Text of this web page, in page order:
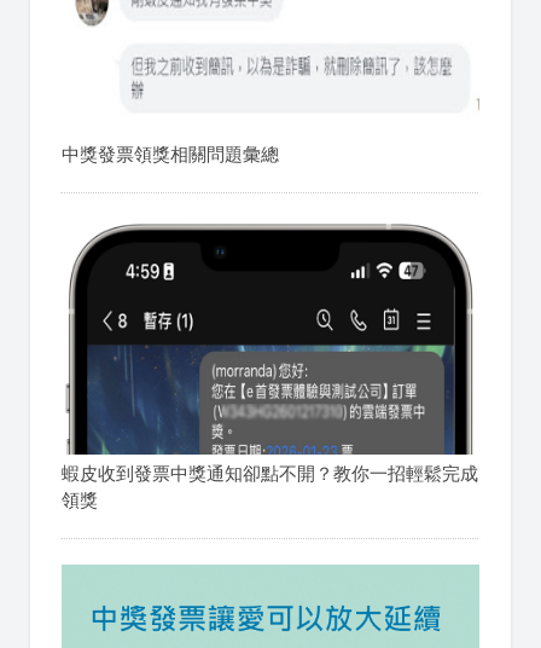
中獎發票領獎相關問題彙總
蝦皮收到發票中獎通知卻點不開？教你一招輕鬆完成
領獎